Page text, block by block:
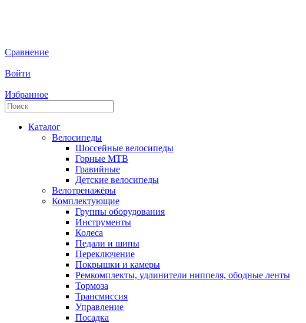
Сравнение
Войти
Избранное
Каталог
Велосипеды
Шоссейные велосипеды
Горные МTB
Гравийные
Детские велосипеды
Велотренажёры
Комплектующие
Группы оборудования
Инструменты
Колеса
Педали и шипы
Переключение
Покрышки и камеры
Ремкомплекты, удлинители ниппеля, ободные ленты
Тормоза
Трансмиссия
Управление
Посадка